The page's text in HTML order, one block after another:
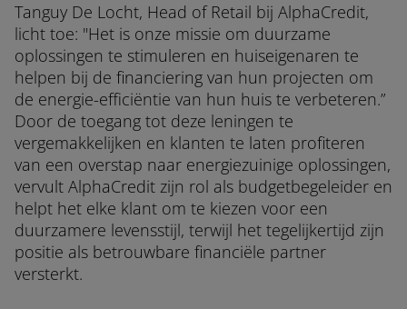
Tanguy De Locht, Head of Retail bij AlphaCredit,
licht toe: "Het is onze missie om duurzame
oplossingen te stimuleren en huiseigenaren te
helpen bij de financiering van hun projecten om
de energie-efficiëntie van hun huis te verbeteren.”
Door de toegang tot deze leningen te
vergemakkelijken en klanten te laten profiteren
van een overstap naar energiezuinige oplossingen,
vervult AlphaCredit zijn rol als budgetbegeleider en
helpt het elke klant om te kiezen voor een
duurzamere levensstijl, terwijl het tegelijkertijd zijn
positie als betrouwbare financiële partner
versterkt.